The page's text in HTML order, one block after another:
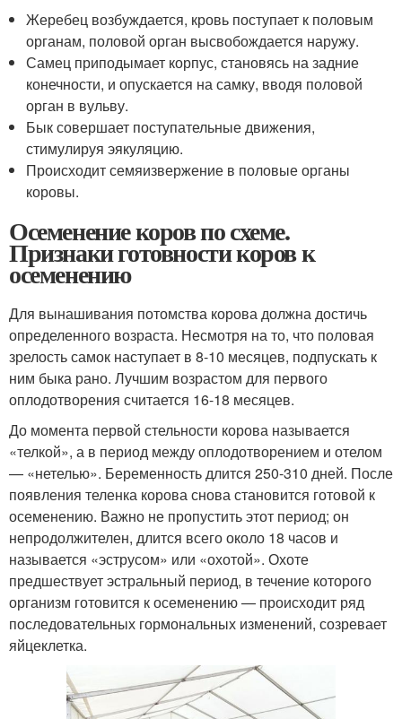
Жеребец возбуждается, кровь поступает к половым
органам, половой орган высвобождается наружу.
Самец приподымает корпус, становясь на задние
конечности, и опускается на самку, вводя половой
орган в вульву.
Бык совершает поступательные движения,
стимулируя эякуляцию.
Происходит семяизвержение в половые органы
коровы.
Осеменение коров по схеме.
Признаки готовности коров к
осеменению
Для вынашивания потомства корова должна достичь
определенного возраста. Несмотря на то, что половая
зрелость самок наступает в 8-10 месяцев, подпускать к
ним быка рано. Лучшим возрастом для первого
оплодотворения считается 16-18 месяцев.
До момента первой стельности корова называется
«телкой», а в период между оплодотворением и отелом
— «нетелью». Беременность длится 250-310 дней. После
появления теленка корова снова становится готовой к
осеменению. Важно не пропустить этот период; он
непродолжителен, длится всего около 18 часов и
называется «эструсом» или «охотой». Охоте
предшествует эстральный период, в течение которого
организм готовится к осеменению — происходит ряд
последовательных гормональных изменений, созревает
яйцеклетка.